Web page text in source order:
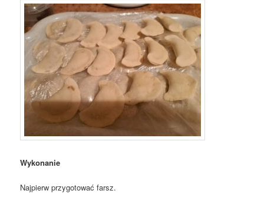
Wykonanie
Najpierw przygotować farsz.